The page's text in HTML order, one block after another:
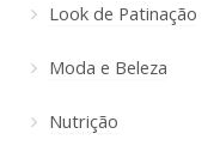
Look de Patinação
Moda e Beleza
Nutrição